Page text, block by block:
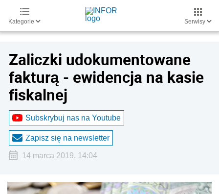
Kategorie Serwisy
Zaliczki udokumentowane
fakturą - ewidencja na kasie
fiskalnej
Subskrybuj nas na Youtube
Zapisz się na newsletter
14 marca 2019, 14:04